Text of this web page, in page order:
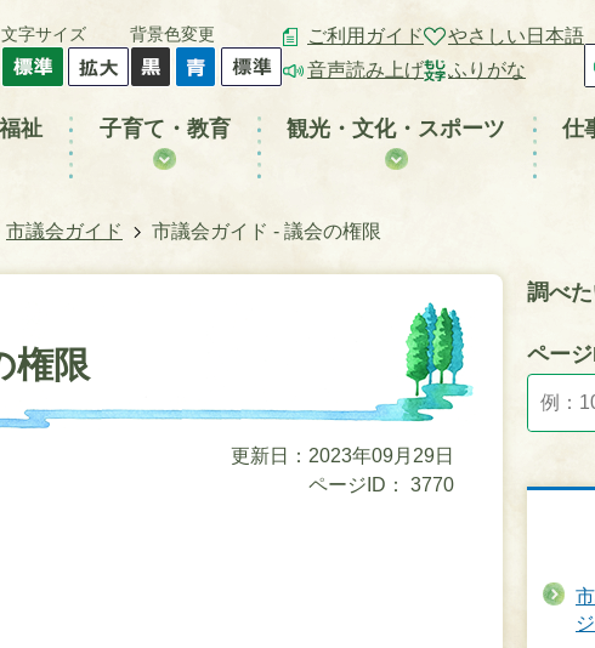
文字サイズ 背景色変更
ご利用ガイド
音声読み上げ
やさしい日本語
ふりがな
祉 子育て・教育 観光・文化・スポーツ 仕
市議会ガイド 市議会ガイド - 議会の権限
権限
更新日：2023年09月29日
ページID：
3770
調べ
ペー
ジ